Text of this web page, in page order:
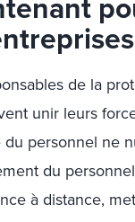
de la
unir leurs
du personnel ne
du
à distance,